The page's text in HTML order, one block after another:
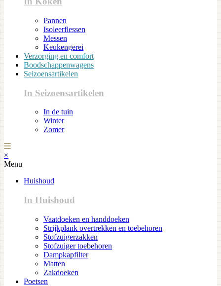
Pannen
Isoleerflessen
Messen
Keukengerei
Verzorging en comfort
Boodschappenwagens
Seizoensartikelen
In Seizoensartikelen
In de tuin
Winter
Zomer
×
Menu
Huishoud
In Huishoud
Vaatdoeken en handdoeken
Strijkplank overtrekken en toebehoren
Stofzuigerzakken
Stofzuiger toebehoren
Dampkapfilter
Matten
Zakdoeken
Poetsen